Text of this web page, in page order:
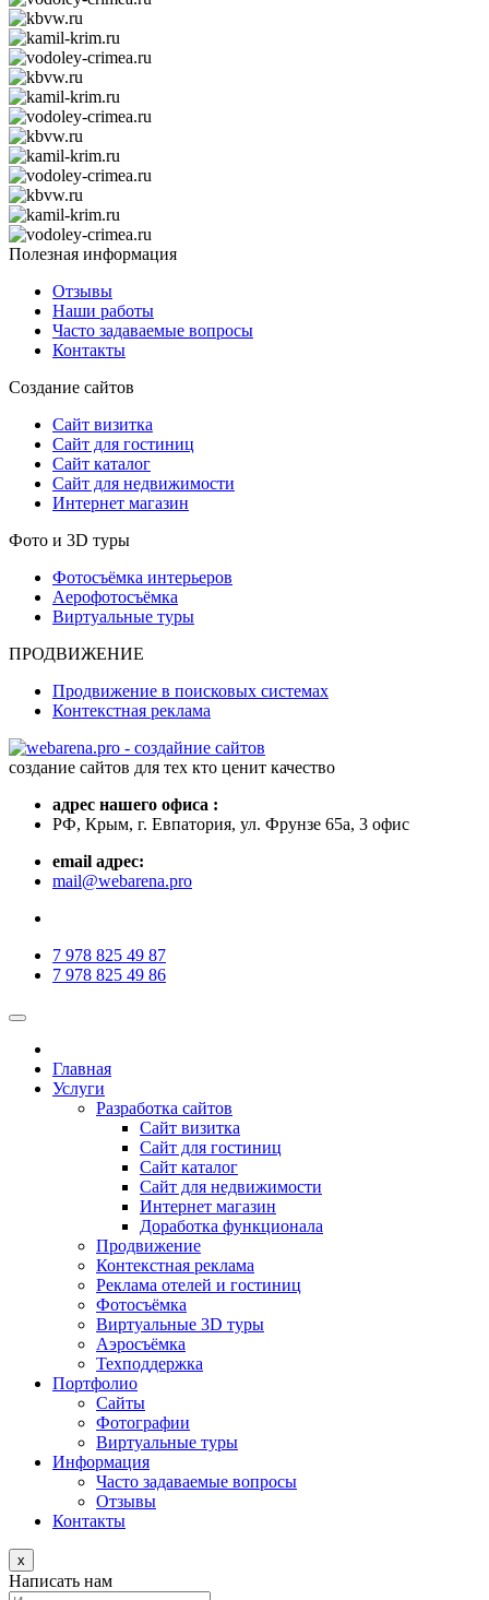
Полезная информация
Отзывы
Наши работы
Часто задаваемые вопросы
Контакты
Создание сайтов
Сайт визитка
Сайт для гостиниц
Сайт каталог
Сайт для недвижимости
Интернет магазин
Фото и 3D туры
Фотосъёмка интерьеров
Аерофотосъёмка
Виртуальные туры
ПРОДВИЖЕНИЕ
Продвижение в поисковых системах
Контекстная реклама
создание сайтов для тех кто ценит качество
адрес нашего офиса :
РФ, Крым, г. Евпатория, ул. Фрунзе 65а, 3 офис
email адрес:
mail@webarena.pro
7 978 825 49 87
7 978 825 49 86
Главная
Услуги
Разработка сайтов
Сайт визитка
Сайт для гостиниц
Сайт каталог
Сайт для недвижимости
Интернет магазин
Доработка функционала
Продвижение
Контекстная реклама
Реклама отелей и гостиниц
Фотосъёмка
Виртуальные 3D туры
Аэросъёмка
Техподдержка
Портфолио
Сайты
Фотографии
Виртуальные туры
Информация
Часто задаваемые вопросы
Отзывы
Контакты
x
Написать нам